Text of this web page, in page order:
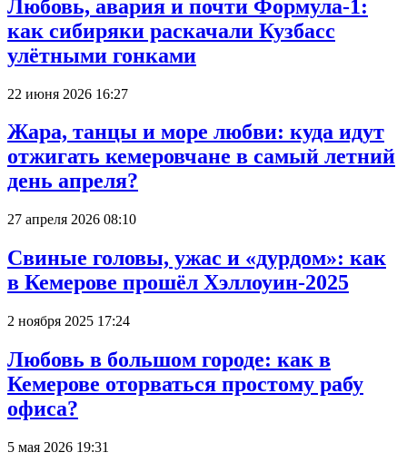
Любовь, авария и почти Формула-1:
как сибиряки раскачали Кузбасс
улётными гонками
22 июня 2026 16:27
Жара, танцы и море любви: куда идут
отжигать кемеровчане в самый летний
день апреля?
27 апреля 2026 08:10
Свиные головы, ужас и «дурдом»: как
в Кемерове прошёл Хэллоуин-2025
2 ноября 2025 17:24
Любовь в большом городе: как в
Кемерове оторваться простому рабу
офиса?
5 мая 2026 19:31